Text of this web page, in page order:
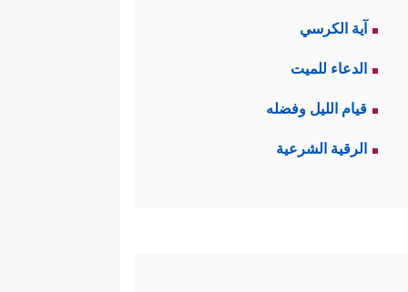
آية الكرسي
الدعاء للميت
قيام الليل وفضله
الرقية الشرعية